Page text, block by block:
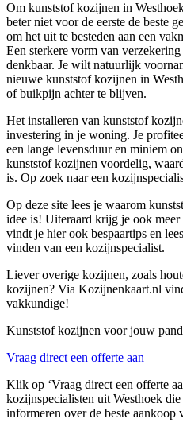
Om kunststof kozijnen in
beter niet voor de eerste de beste
om het uit te besteden aan een
Een sterkere vorm van
denkbaar. Je wilt natuurlijk
nieuwe kunststof kozijnen in
of buikpijn achter te blijven.
Het installeren van kunststof
investering in je woning. Je
een lange levensduur en miniem
kunststof kozijnen voordelig,
is. Op zoek naar een
Op deze site lees je waarom
idee is! Uiteraard krijg je ook
vindt je hier ook bespaartips en
vinden van een kozijnspecialist.
Liever overige kozijnen, zoals
kozijnen? Via Kozijnenkaart.nl
vakkundige!
Kunststof kozijnen voor jouw
Vraag direct een offerte aan
Klik op ‘Vraag direct een offerte
kozijnspecialisten uit Westhoek
informeren over de beste aankoop